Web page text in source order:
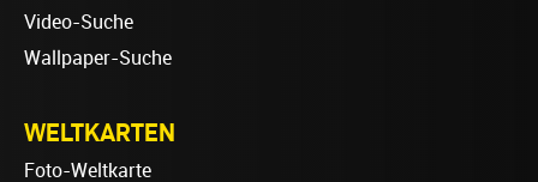
Video-Suche
Wallpaper-Suche
WELTKARTEN
Foto-Weltkarte